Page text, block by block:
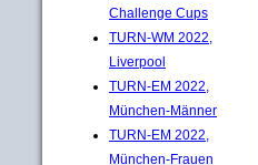
Challenge Cups
TURN-WM 2022,
Liverpool
TURN-EM 2022,
München-Männer
TURN-EM 2022,
München-Frauen